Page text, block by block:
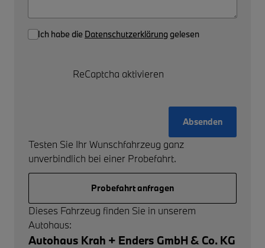
Ich habe die Datenschutzerklärung gelesen
ReCaptcha aktivieren
Absenden
Testen Sie Ihr Wunschfahrzeug ganz
unverbindlich bei einer Probefahrt.
Probefahrt anfragen
Dieses Fahrzeug finden Sie in unserem
Autohaus:
Autohaus Krah + Enders GmbH & Co. KG